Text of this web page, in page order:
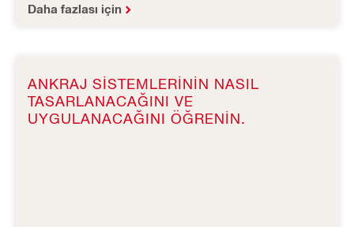
Daha fazlası için
ANKRAJ SISTEMLERININ NASIL
TASARLANACAĞINI VE
UYGULANACAĞINI ÖĞRENIN.